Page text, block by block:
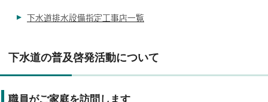
下水道排水設備指定工事店一覧
下水道の普及啓発活動について
職員がご家庭を訪問します